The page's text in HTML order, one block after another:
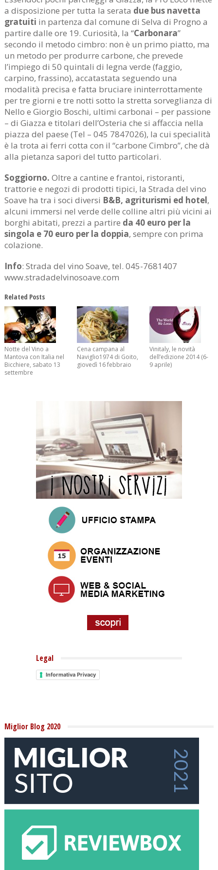
a disposizione per tutta la serata due bus navetta
gratuiti in partenza dal comune di Selva di Progno a
partire dalle ore 19. Curiosità, la “Carbonara”
secondo il metodo cimbro: non è un primo piatto, ma
un metodo per produrre carbone, che prevede
l’impiego di 50 quintali di legna verde (faggio,
carpino, frassino), accatastata seguendo una
modalità precisa e fatta bruciare ininterrottamente
per tre giorni e tre notti sotto la stretta sorveglianza di
Nello e Giorgio Boschi, ultimi carbonai – per passione
– di Giazza e titolari dell’Osteria che si affaccia nella
piazza del paese (Tel – 045 7847026), la cui specialità
è la trota ai ferri cotta con il “carbone Cimbro”, che dà
alla pietanza sapori del tutto particolari.
Soggiorno. Oltre a cantine e frantoi, ristoranti,
trattorie e negozi di prodotti tipici, la Strada del vino
Soave ha tra i soci diversi B&B, agriturismi ed hotel,
alcuni immersi nel verde delle colline altri più vicini ai
borghi abitati, prezzi a partire da 40 euro per la
singola e 70 euro per la doppia, sempre con prima
colazione.
Info: Strada del vino Soave, tel. 045-7681407
www.stradadelvinosoave.com
Related Posts
Notte del Vino a
Mantova con Italia nel
Bicchiere, sabato 13
settembre
Cena campana al
Naviglio1974 di Goito,
giovedì 16 febbraio
Vinitaly, le novità
dell’edizione 2014 (6-
9 aprile)
Legal
Informativa Privacy
Miglior Blog 2020